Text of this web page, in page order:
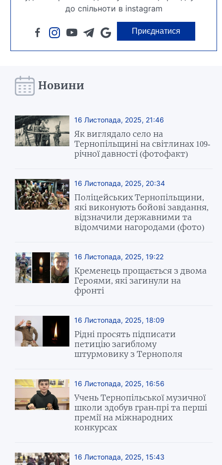
до спільноти в instagram
Приєднатися
Новини
16 Листопада, 2025, 21:46
Як виглядало село на
Тернопільщині на світлинах 109-
річної давності (фотофакт)
16 Листопада, 2025, 20:34
Поліцейських Тернопільщини,
які виконують бойові завдання,
відзначили державними та
відомчими нагородами (фото)
16 Листопада, 2025, 19:22
Кременець прощається з двома
Героями, які загинули на
фронті
16 Листопада, 2025, 18:09
Рідні просять підписати
петицію загиблому
штурмовику з Тернополя
16 Листопада, 2025, 16:56
Учень Тернопільської музичної
школи здобув гран-прі та перші
премії на міжнародних
конкурсах
16 Листопада, 2025, 15:43